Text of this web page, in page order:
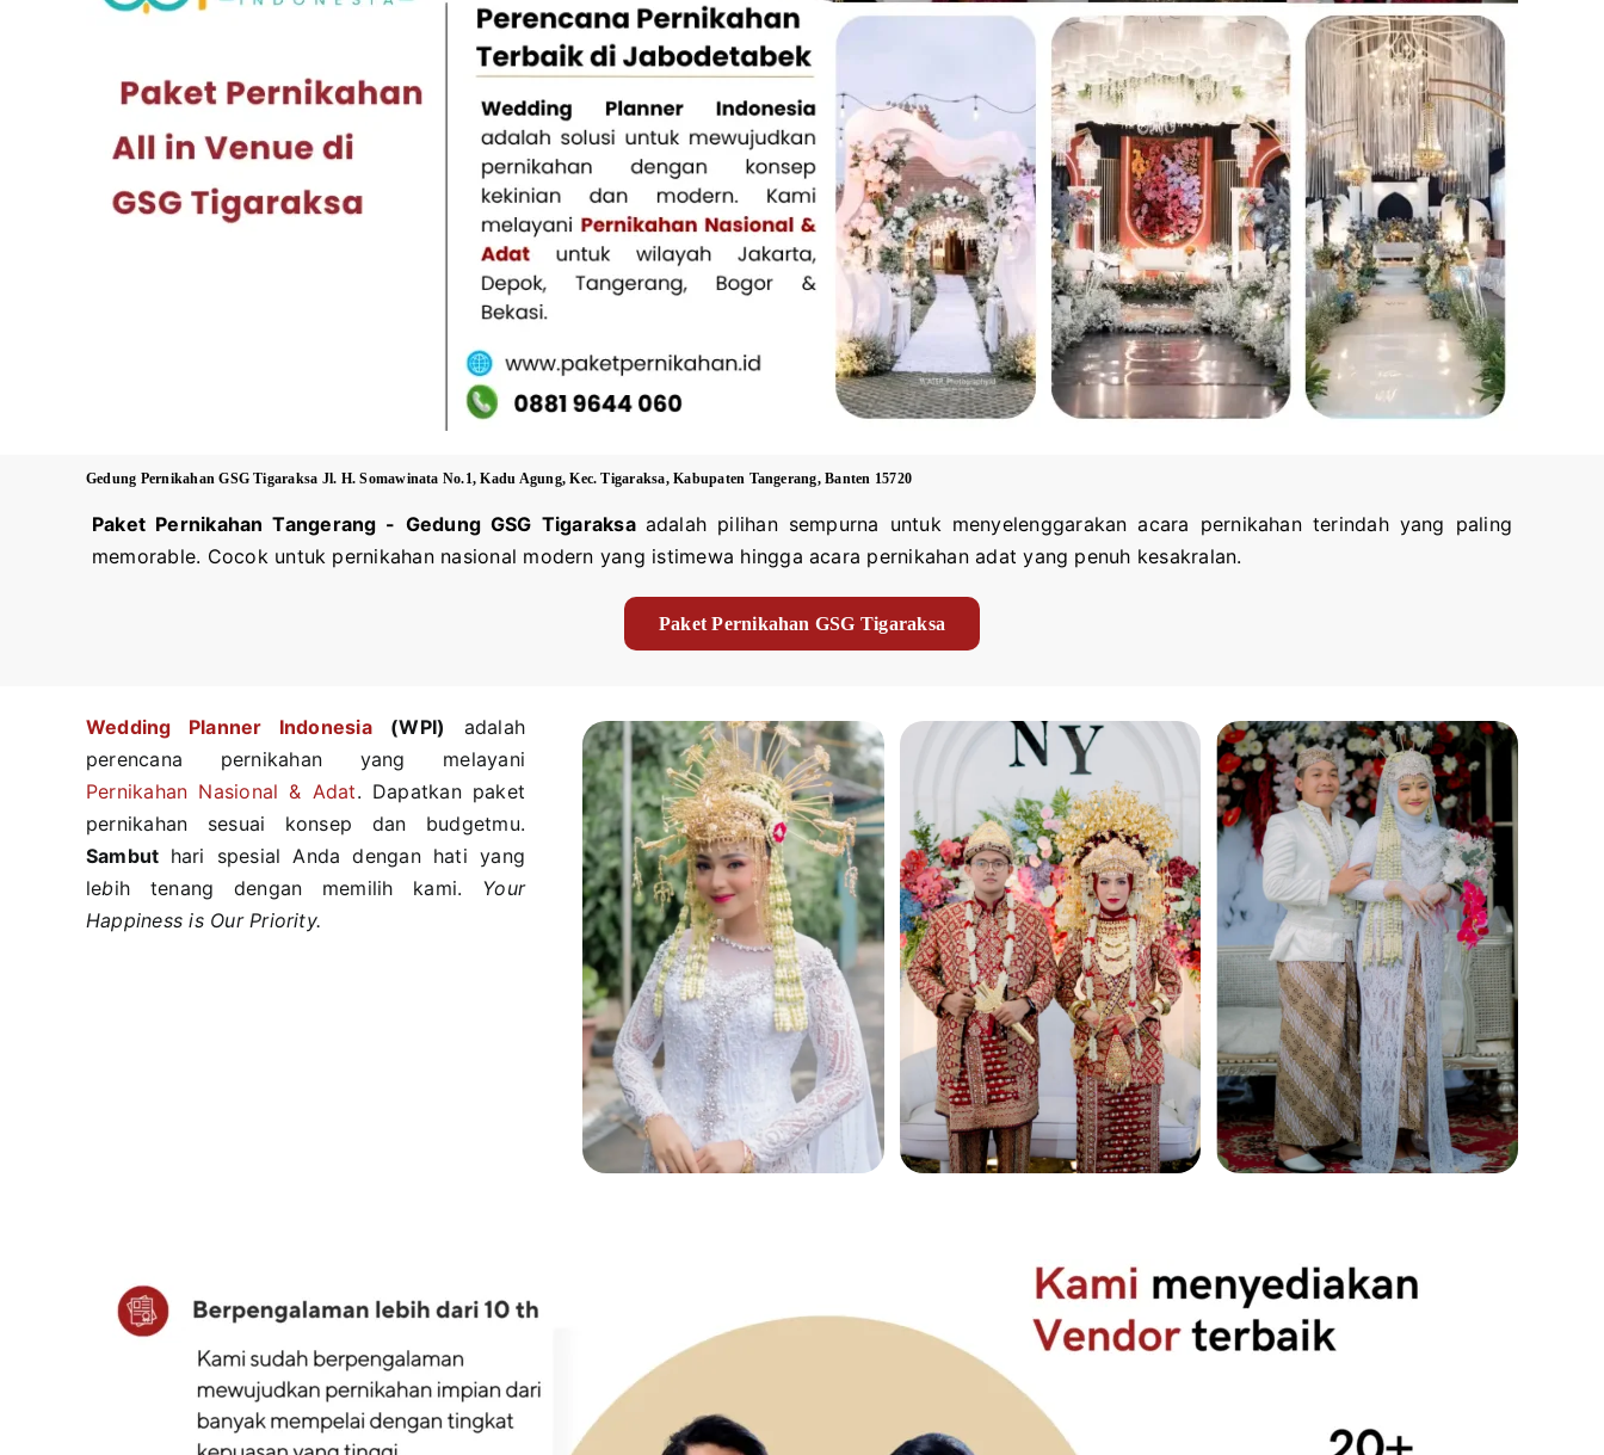
Gedung PernikahanGSG Tigaraksa Jl. H. Somawinata No.1, Kadu Agung, Kec. Tigaraksa, Kabupaten Tangerang, Banten 15720
Paket Pernikahan Tangerang - GedungGSG Tigaraksa adalah pilihan sempurna untuk menyelenggarakan acara pernikahan terindah yang paling
memorable. Cocok untuk pernikahan nasional modern yang istimewa hingga acara pernikahan adat yang penuh kesakralan.
Paket Pernikahan GSG Tigaraksa
Wedding Planner Indonesia (WPI)
adalah
perencana pernikahan yang melayani
Pernikahan Nasional & Adat. Dapatkan paket
pernikahan sesuai konsep dan budgetmu.
Sambut hari spesial Anda dengan hati yang
lebih tenang dengan memilih kami. Your
Happiness is Our Priority.